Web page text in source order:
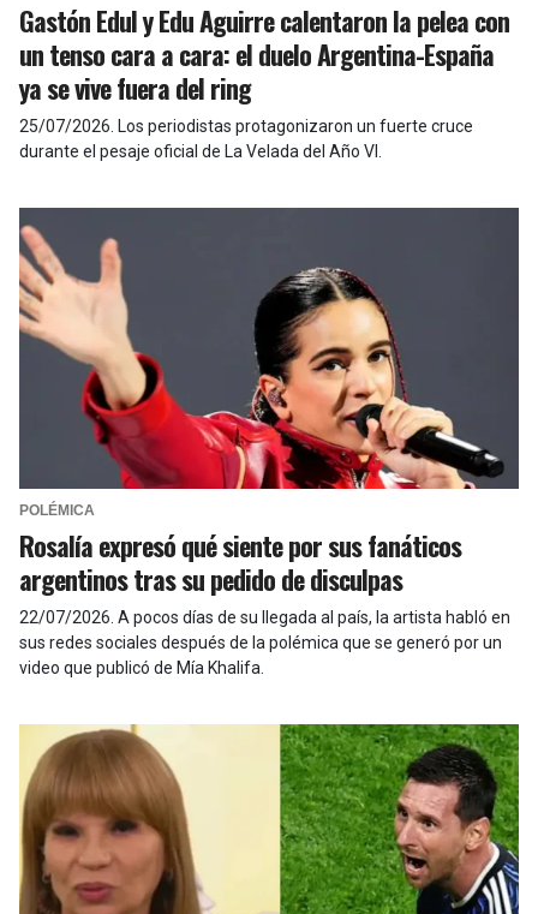
Gastón Edul y Edu Aguirre calentaron la pelea con
un tenso cara a cara: el duelo Argentina-España
ya se vive fuera del ring
25/07/2026 Los periodistas protagonizaron un fuerte cruce
durante el pesaje oficial de La Velada del Año VI.
POLÉMICA
Rosalía expresó qué siente por sus fanáticos
argentinos tras su pedido de disculpas
22/07/2026 A pocos días de su llegada al país, la artista habló en
sus redes sociales después de la polémica que se generó por un
video que publicó de Mía Khalifa.